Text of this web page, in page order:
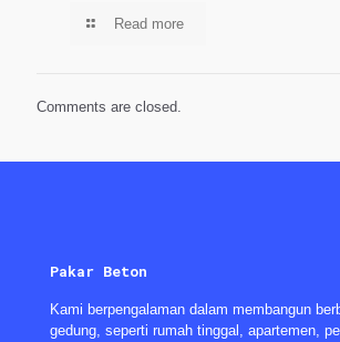
Read more
Comments are closed.
Pakar Beton
Kami berpengalaman dalam membangun
gedung, seperti rumah tinggal, apartemen,